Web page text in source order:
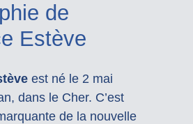
de
Estève
est né le 2 mai
dans le Cher. C’est
de la nouvelle